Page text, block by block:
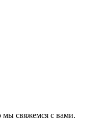
мы свяжемся с вами.